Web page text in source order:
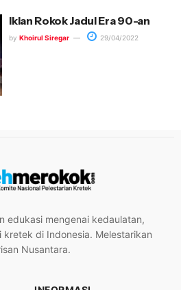
Iklan Rokok Jadul Era 90-an
by Khoirul Siregar 29/04/2022
edukasi mengenai kedaulatan,
di Indonesia. Melestarikan
Nusantara.